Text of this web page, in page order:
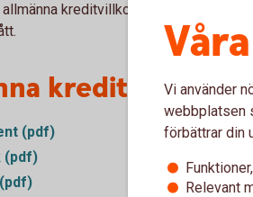
kreditvillkor som gäller för ditt
kreditvillkor
(pdf)
(pdf)
Vi använder
webbplatsen
förbättrar din
Relevant